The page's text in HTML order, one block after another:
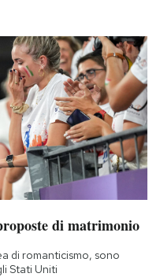
di matrimonio
di romanticismo, sono
Stati Uniti